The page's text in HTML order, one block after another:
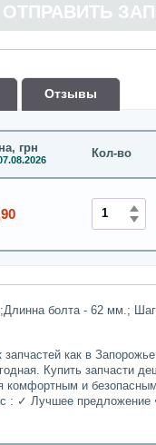
ОТПРАВИТЬ
Oтзывы
грн Кол-во
болта - 62 мм.;
как в
Купить запчасти
комфортным и
: ✓ Лучшее